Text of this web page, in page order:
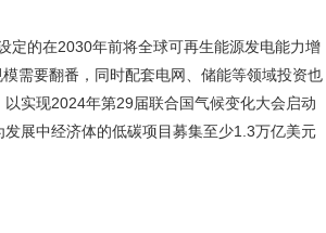
定的在2030年前将全球可再生能源发电能力增
需要翻番，同时配套电网、储能等领域投资也
实现2024年第29届联合国气候变化大会启动
展中经济体的低碳项目募集至少1.3万亿美元